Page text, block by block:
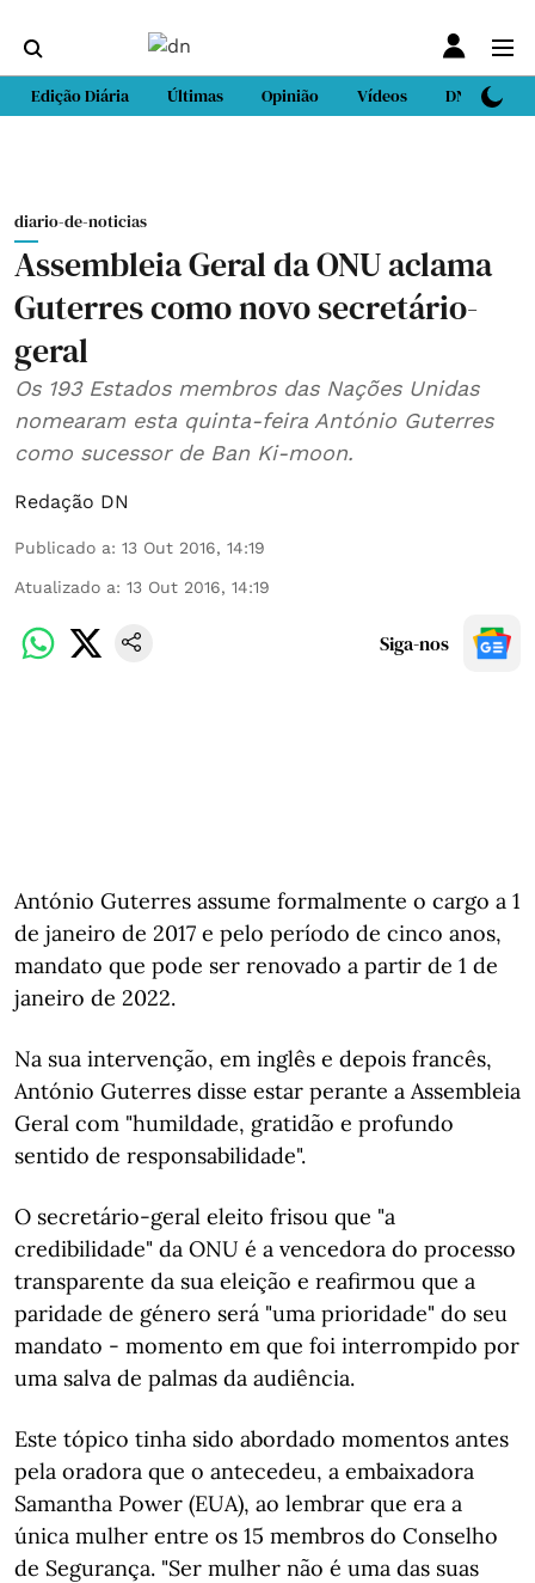
Edição Diária Últimas Opinião Vídeos DN Sport
diario-de-noticias
Assembleia Geral da ONU aclama
Guterres como novo secretário-
geral
Os 193 Estados membros das Nações Unidas
nomearam esta quinta-feira António Guterres
como sucessor de Ban Ki-moon.
Redação DN
Publicado a: 13 Out 2016, 14:19
Atualizado a: 13 Out 2016, 14:19
Siga-nos
António Guterres assume formalmente o cargo a 1
de janeiro de 2017 e pelo período de cinco anos,
mandato que pode ser renovado a partir de 1 de
janeiro de 2022.
Na sua intervenção, em inglês e depois francês,
António Guterres disse estar perante a Assembleia
Geral com "humildade, gratidão e profundo
sentido de responsabilidade".
O secretário-geral eleito frisou que "a
credibilidade" da ONU é a vencedora do processo
transparente da sua eleição e reafirmou que a
paridade de género será "uma prioridade" do seu
mandato - momento em que foi interrompido por
uma salva de palmas da audiência.
Este tópico tinha sido abordado momentos antes
pela oradora que o antecedeu, a embaixadora
Samantha Power (EUA), ao lembrar que era a
única mulher entre os 15 membros do Conselho
de Segurança. "Ser mulher não é uma das suas